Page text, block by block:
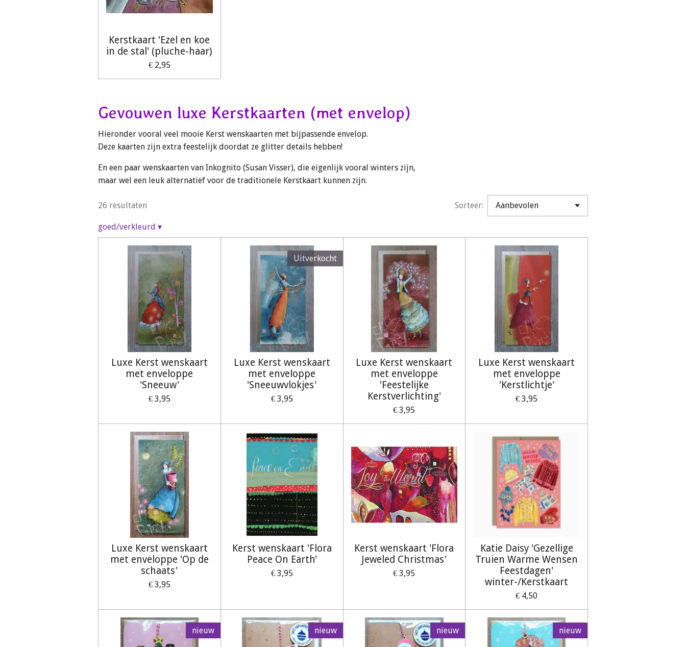
Kerstkaart 'Ezel en koe
in de stal' (pluche-haar)
€ 2,95
Gevouwen luxe Kerstkaarten (met envelop)
Hieronder vooral veel mooie Kerst wenskaarten met bijpassende envelop.
Deze kaarten zijn extra feestelijk doordat ze glitter details hebben!
En een paar wenskaarten van Inkognito (Susan Visser), die eigenlijk vooral winters zijn,
maar wel een leuk alternatief voor de traditionele Kerstkaart kunnen zijn.
26 resultaten Sorteer:
goed/verkleurd ▾
Luxe Kerst wenskaart
met enveloppe
'Sneeuw'
€ 3,95
Uitverkocht
Luxe Kerst wenskaart
met enveloppe
'Sneeuwvlokjes'
€ 3,95
Luxe Kerst wenskaart
met enveloppe
'Feestelijke
Kerstverlichting'
€ 3,95
Luxe Kerst wenskaart
met enveloppe
'Kerstlichtje'
€ 3,95
Luxe Kerst wenskaart
met enveloppe 'Op de
schaats'
€ 3,95
Kerst wenskaart 'Flora
Peace On Earth'
€ 3,95
Kerst wenskaart 'Flora
Jeweled Christmas'
€ 3,95
Katie Daisy 'Gezellige
Truien Warme Wensen
Feestdagen'
winter-/Kerstkaart
€ 4,50
nieuw nieuw nieuw nieuw